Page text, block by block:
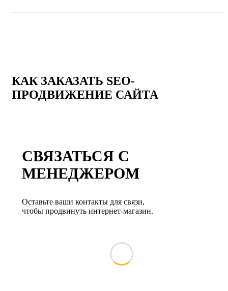
КАК ЗАКАЗАТЬ SEO-
ПРОДВИЖЕНИЕ САЙТА
СВЯЗАТЬСЯ С
МЕНЕДЖЕРОМ
Оставьте ваши контакты для связи,
чтобы продвинуть интернет-магазин.